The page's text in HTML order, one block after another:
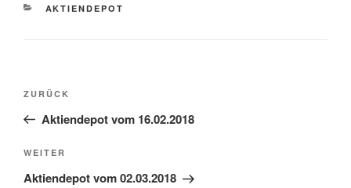
KATEGORIEN
AKTIENDEPOT
Beitragsnavigation
Vorheriger
Beitrag
ZURÜCK
Aktiendepot vom 16.02.2018
Nächster
Beitrag
WEITER
Aktiendepot vom 02.03.2018